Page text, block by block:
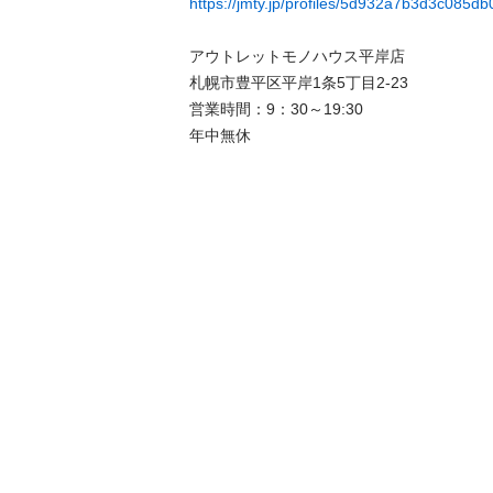
アウトレットモノハウス平岸店
札幌市豊平区平岸1条5丁目2-23
営業時間：9：30～19:30
年中無休